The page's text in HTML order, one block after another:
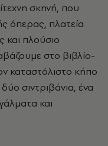
σκηνή, που
όπερας, πλατεία
και πλούσιο
στο βιβλίο-
καταστόλιστο κήπο
σιντριβάνια, ένα
και